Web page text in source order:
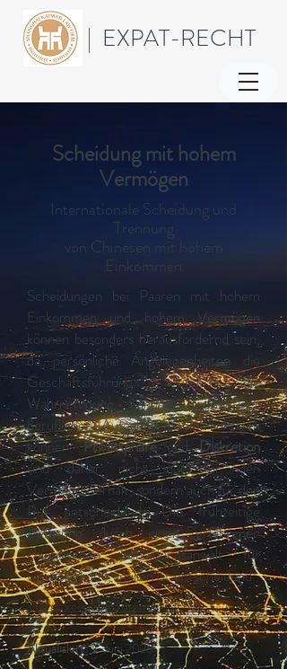
| EXPAT-RECHT
Scheidung mit hohem
Vermögen
Internationale Scheidung und
Trennung
von Chinesen mit hohem
Einkommen
Scheidungen bei Paaren mit hohem
Einkommen und hohem Vermögen
können besonders herausfordernd sein,
da persönliche Angelegenheiten die
Geschäftsführung und die
Wahrnehmung anderer wichtiger
beruflicher Aufgaben beeinträchtigen
können.PrivatsphäreundDiskretion
sind daher nicht nur für den
Vermögenserhalt, sondern auch für den
Ruf entscheidend. Die frühzeitige
Beratung durch einen erfahrenen
chinesischen Scheidungsanwalt für
vermögende Familien ist entscheidend.
Zum Executive Summary 2026→
Aktualisiert:3. Juni 2026